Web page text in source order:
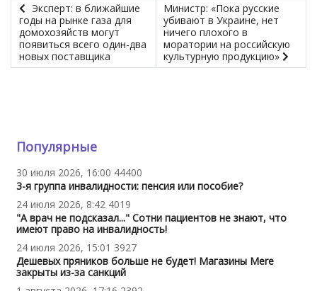
Эксперт: в ближайшие
годы на рынке газа для
домохозяйств могут
появиться всего один-два
новых поставщика
Министр: «Пока русские
убивают в Украине, нет
ничего плохого в
моратории на российскую
культурную продукцию»
Популярные
30 июля 2026, 16:00 44400
3-я группа инвалидности: пенсия или пособие?
24 июля 2026, 8:42 4019
"А врач не подсказал..." Сотни пациентов не знают, что
имеют право на инвалидность!
24 июля 2026, 15:01 3927
Дешевых пряников больше не будет! Магазины Mere
закрыты из-за санкций